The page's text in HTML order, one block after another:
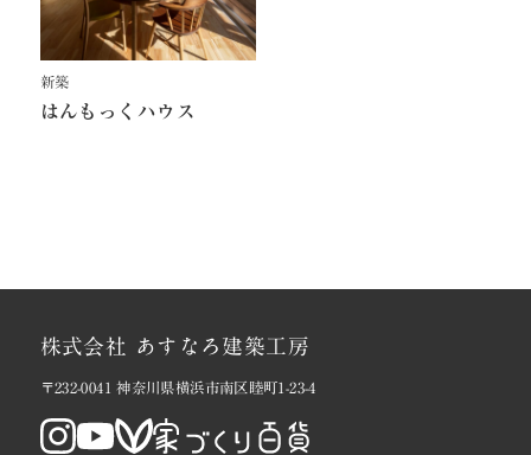
新築
はんもっくハウス
株式会社 あすなろ建築工房
〒232-0041 神奈川県横浜市南区睦町1-23-4